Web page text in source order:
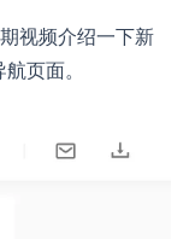
视频介绍一下新
页面。